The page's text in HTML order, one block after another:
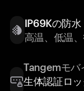
IP69Kの防
高温、低温
Tangemモバ
生体認証ロッ